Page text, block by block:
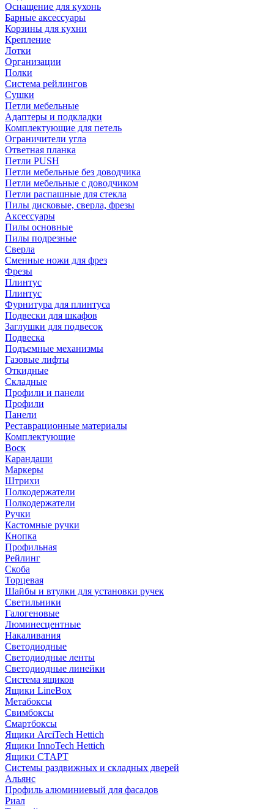
Оснащение для кухонь
Барные аксессуары
Корзины для кухни
Крепление
Лотки
Организации
Полки
Система рейлингов
Сушки
Петли мебельные
Адаптеры и подкладки
Комплектующие для петель
Ограничители угла
Ответная планка
Петли PUSH
Петли мебельные без доводчика
Петли мебельные с доводчиком
Петли распашные для стекла
Пилы дисковые, сверла, фрезы
Аксессуары
Пилы основные
Пилы подрезные
Сверла
Сменные ножи для фрез
Фрезы
Плинтус
Плинтус
Фурнитура для плинтуса
Подвески для шкафов
Заглушки для подвесок
Подвеска
Подъемные механизмы
Газовые лифты
Откидные
Складные
Профили и панели
Профили
Панели
Реставрационные материалы
Комплектующие
Воск
Карандаши
Маркеры
Штрихи
Полкодержатели
Полкодержатели
Ручки
Кастомные ручки
Кнопка
Профильная
Рейлинг
Скоба
Торцевая
Шайбы и втулки для установки ручек
Светильники
Галогеновые
Люминесцентные
Накаливания
Светодиодные
Светодиодные ленты
Светодиодные линейки
Система ящиков
Ящики LineBox
Метабоксы
Свимбоксы
Смартбоксы
Ящики ArciTech Hettich
Ящики InnoTech Hettich
Ящики СТАРТ
Системы раздвижных и складных дверей
Альянс
Профиль алюминиевый для фасадов
Риал